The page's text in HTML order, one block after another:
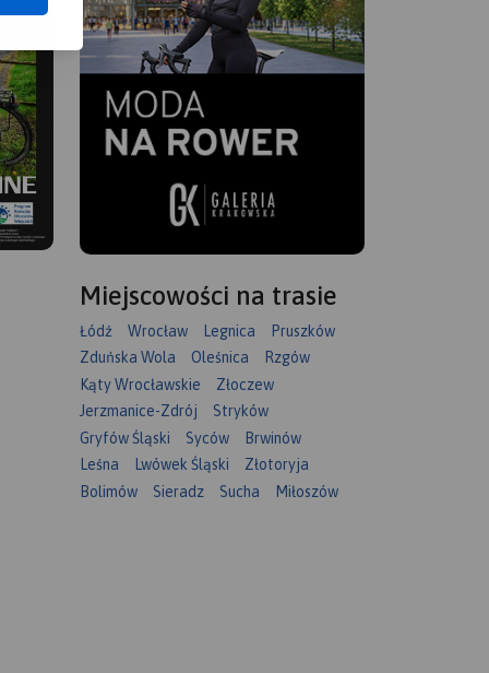
Miejscowości na trasie
Łódź Wrocław Legnica
Pruszków
Zduńska Wola
Oleśnica
Rzgów
Kąty Wrocławskie
Złoczew
Jerzmanice-Zdrój
Stryków
Gryfów Śląski
Syców
Brwinów
Leśna
Lwówek Śląski
Złotoryja
Bolimów
Sieradz Sucha Miłoszów